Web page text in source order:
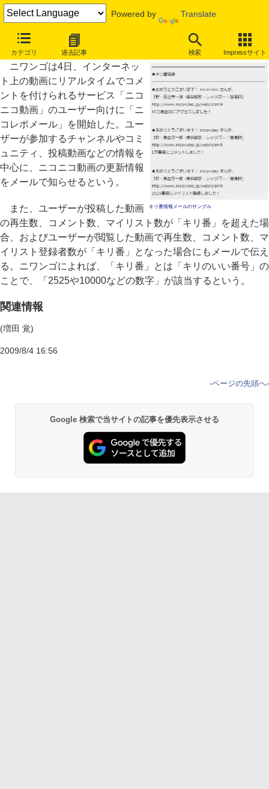
Powered by Translate
カテゴリ 過去記事 検索 Impressサイト
ニコニコ動画、「キリ番」情報などを伝える「ニコレポメール」
キリ番情報メールのサンプル
ニワンゴは4日、インターネッ
ト上の動画にリアルタイムでコメ
ントを付けられるサービス「ニコ
ニコ動画」のユーザー向けに「ニ
コレポメール」を開始した。ユー
ザーが参加するチャンネルやコミ
ュニティ、投稿動画などの情報を
中心に、ニコニコ動画の更新情報
をメールで知らせるという。
また、ユーザーが投稿した動画
の再生数、コメント数、マイリスト数が「キリ番」を超えた場
合、およびユーザーが閲覧した動画で再生数、コメント数、マ
イリスト登録者数が「キリ番」となった場合にもメールで伝え
る。ニワンゴによれば、「キリ番」とは「キリのいい番号」の
ことで、「2525や10000などの数字」が該当するという。
関連情報
(増田 覚)
2009/8/4 16:56
-ページの先頭へ-
Google 検索で当サイトの記事を優先表示させる